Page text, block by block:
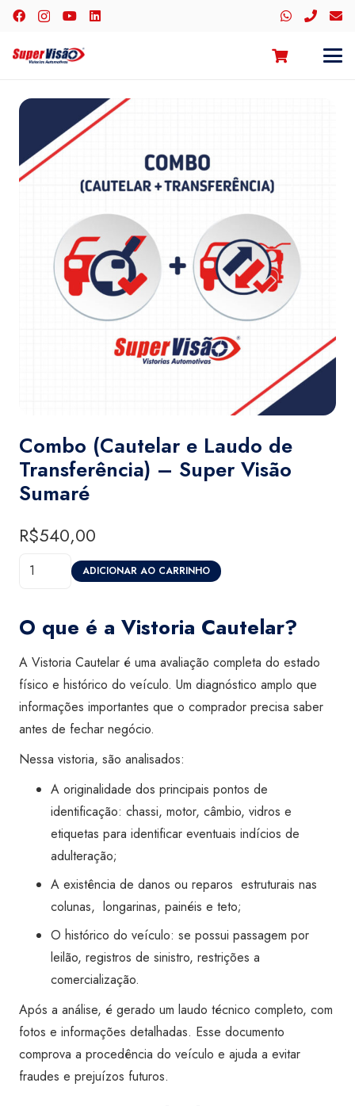
Combo (Cautelar e Laudo de
Transferência) – Super Visão
Sumaré
R$540,00
Combo
Laudo
de
Transferência)
-
Sumaré
quantidade
ADICIONAR AO CARRINHO
O que é a Vistoria Cautelar?
A Vistoria Cautelar é uma avaliação completa do estado
físico e histórico do veículo. Um diagnóstico amplo que
informações importantes que o comprador precisa saber
antes de fechar negócio.
Nessa vistoria, são analisados:
A originalidade dos principais pontos de
identificação: chassi, motor, câmbio, vidros e
etiquetas para identificar eventuais indícios de
adulteração;
A existência de danos ou reparos estruturais nas
colunas, longarinas, painéis e teto;
O histórico do veículo: se possui passagem por
leilão, registros de sinistro, restrições a
comercialização.
Após a análise, é gerado um laudo técnico completo, com
fotos e informações detalhadas. Esse documento
comprova a procedência do veículo e ajuda a evitar
fraudes e prejuízos futuros.